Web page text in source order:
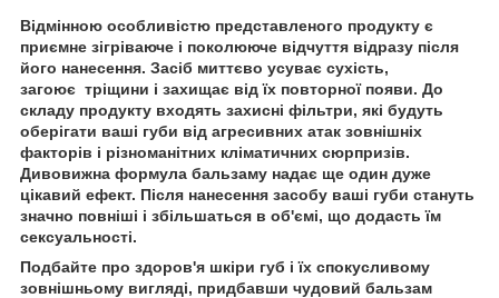
Відмінною особливістю представленого продукту є
приємне зігріваюче і поколююче відчуття відразу після
його нанесення. Засіб миттєво усуває сухість,
загоює тріщини і захищає від їх повторної появи. До
складу продукту входять захисні фільтри, які будуть
оберігати ваші губи від агресивних атак зовнішніх
факторів і різноманітних кліматичних сюрпризів.
Дивовижна формула бальзаму надає ще один дуже
цікавий ефект. Після нанесення засобу ваші губи стануть
значно повніші і збільшаться в об'ємі, що додасть їм
сексуальності.
Подбайте про здоров'я шкіри губ і їх спокусливому
зовнішньому вигляді, придбавши чудовий бальзам